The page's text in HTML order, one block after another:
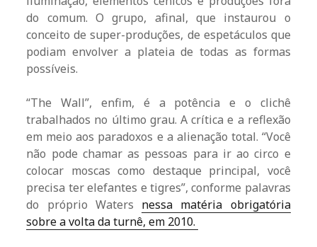
do comum. O grupo, afinal, que instaurou o
conceito de super-produções, de espetáculos que
podiam envolver a plateia de todas as formas
possíveis.
“The Wall”, enfim, é a potência e o clichê
trabalhados no último grau. A crítica e a reflexão
em meio aos paradoxos e a alienação total. “Você
não pode chamar as pessoas para ir ao circo e
colocar moscas como destaque principal, você
precisa ter elefantes e tigres”, conforme palavras
do próprio Waters nessa matéria obrigatória
sobre a volta da turnê, em 2010.